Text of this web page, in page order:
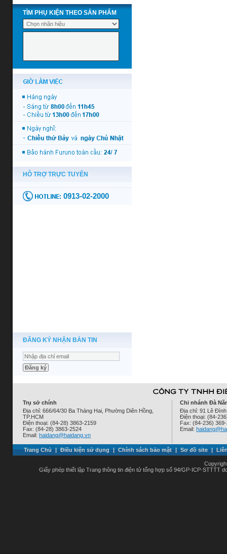
TÌM PHỤ KIỆN THEO SẢN PHẨM
ĐĂNG KÝ NHẬN BẢN TIN
Trụ sở chính
Địa chỉ: 666/64/30 Ba Tháng Hai, Phường Diên Hồng,
TP.HCM
Điện thoại: (84-28) 3863-2159
Fax: (84-28) 3863-2524
Email: haidang@haidang.vn
Chi nhánh Đà
Địa chỉ: 91 Lê
Điện thoại: (84-
Fax: (84-236)
Email:
Trang Chủ | Điều kiện sử dụng | Chính sách bảo mật | Sơ đồ site |
Giấy phép thiết lập Trang thông tin điện tử tổng hợp số 94/GP-ICP-STTTT